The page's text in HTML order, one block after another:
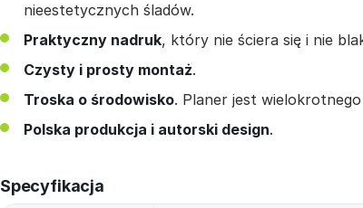
nieestetycznych śladów.
Praktyczny nadruk, który nie ściera się i nie
Czysty i prosty montaż.
Troska o środowisko. Planer jest
Polska produkcja i autorski design.
Specyfikacja